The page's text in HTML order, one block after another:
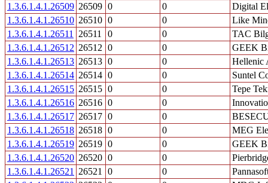
1.3.6.1.4.1.26509 26509 0 0
Digital
1.3.6.1.4.1.26510 26510 0 0
Like
1.3.6.1.4.1.26511
26511 0 0
TAC
1.3.6.1.4.1.26512 26512 0 0
GEEK
1.3.6.1.4.1.26513 26513 0 0
Hellenic
1.3.6.1.4.1.26514 26514 0 0
Suntel
1.3.6.1.4.1.26515 26515 0 0
Tepe
1.3.6.1.4.1.26516 26516 0 0
1.3.6.1.4.1.26517 26517 0 0
1.3.6.1.4.1.26518 26518 0 0
MEG
1.3.6.1.4.1.26519 26519 0 0
GEEK
1.3.6.1.4.1.26520 26520 0 0
1.3.6.1.4.1.26521
26521 0 0